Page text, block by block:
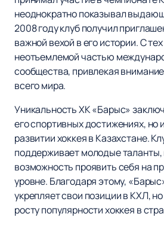
неоднократно показывал
2008 году клуб получил
важной вехой в его истории. С
неотъемлемой частью
сообщества, привлекая
всего мира.
Уникальность ХК «Барыс»
его спортивных достижениях, но
развитии хоккея в Казахстане.
поддерживает молодые
возможность проявить себя на
уровне. Благодаря этому,
укрепляет свои позиции в КХЛ,
росту популярности хоккея в